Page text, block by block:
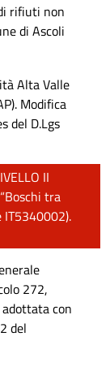
rifiuti non
di Ascoli
Alta Valle
Modifica
del D.Lgs
II
tra
IT5340002).
272,
con
del